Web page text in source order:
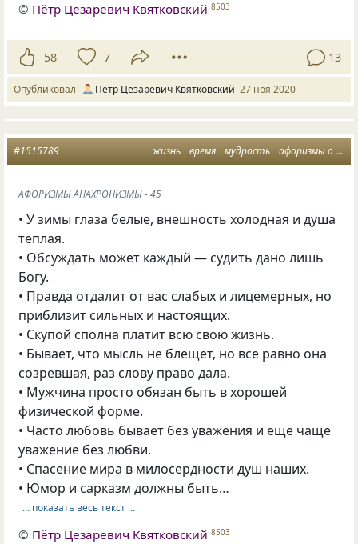
© Пётр Цезаревич Квятковский 8503
58 7 13
Опубликовал Пётр Цезаревич Квятковский 27 ноя 2020
жизнь время мудрость афоризмы о жизни
#1515789
АФОРИЗМЫ АНАХРОНИЗМЫ - 45
• У зимы глаза белые, внешность холодная и душа
тёплая.
• Обсуждать может каждый — судить дано лишь
Богу.
• Правда отдалит от вас слабых и лицемерных, но
приблизит сильных и настоящих.
• Скупой сполна платит всю свою жизнь.
• Бывает, что мысль не блещет, но все равно она
созревшая, раз слову право дала.
• Мужчина просто обязан быть в хорошей
физической форме.
• Часто любовь бывает без уважения и ещё чаще
уважение без любви.
• Спасение мира в милосердности душ наших.
• Юмор и сарказм должны быть…
… показать весь текст …
© Пётр Цезаревич Квятковский 8503